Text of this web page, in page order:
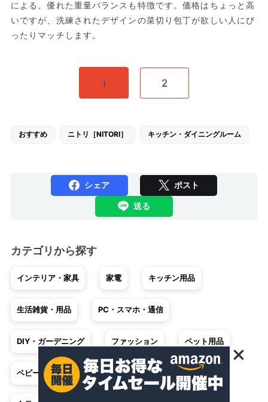
による、優れた重量バランスも特徴です。価格はちょっと高
いですが、洗練されたデザインの菜切り包丁が欲しい人にぴ
ったりマッチします。
1 2
おすすめ ニトリ［NITORI］ キッチン・ダイニングルーム
シェア ポスト
送る
カテゴリから探す
インテリア・家具 家電 キッチン用品
生活雑貨・用品 PC・スマホ・通信
DIY・ガーデニング ファッション ペット用品
ベビー・キッズ 車・バイク 趣味・ホビー